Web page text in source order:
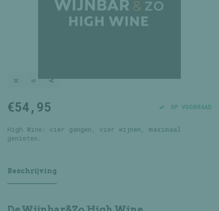
€54,95 OP VOORRAAD
High Wine: vier gangen, vier wijnen, maximaal
genieten.
Beschrijving